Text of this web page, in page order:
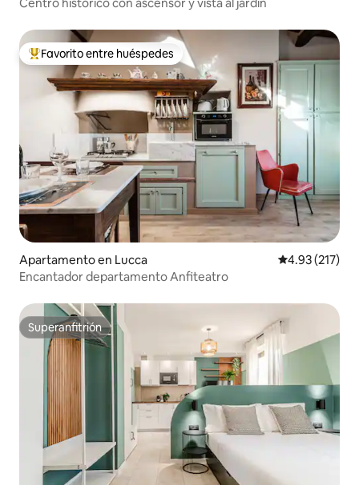
Favorito entre huéspedes preferido
Favorito entre huéspedes
Apartamento en Lucca Calificación
4.93 (217)
Encantador departamento Anfiteatro
Superanfitrión
Superanfitrión